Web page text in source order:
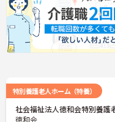
特別養護老人ホーム（特養）
社会福祉法人徳和会特別養
徳和会